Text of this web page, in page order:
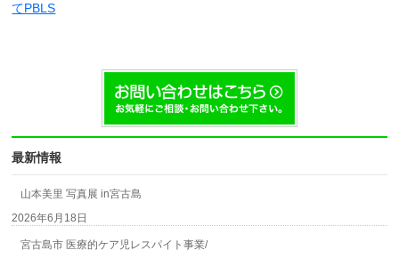
てPBLS
最新情報
山本美里 写真展 in宮古島
2026年6月18日
宮古島市 医療的ケア児レスパイト事業/